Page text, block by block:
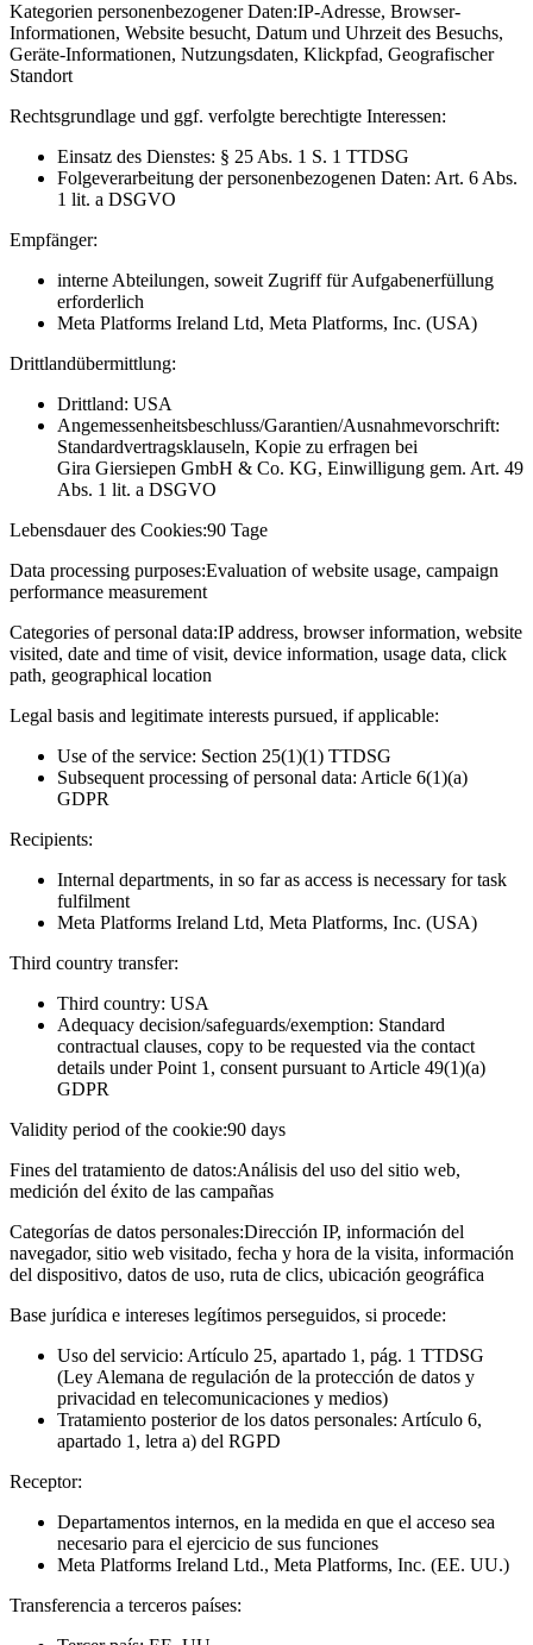
Kategorien personenbezogener Daten:IP-Adresse, Browser-
Informationen, Website besucht, Datum und Uhrzeit des Besuchs,
Geräte-Informationen, Nutzungsdaten, Klickpfad, Geografischer
Standort
Rechtsgrundlage und ggf. verfolgte berechtigte Interessen:
Einsatz des Dienstes: § 25 Abs. 1 S. 1 TTDSG
Folgeverarbeitung der personenbezogenen Daten: Art. 6 Abs.
1 lit. a DSGVO
Empfänger:
interne Abteilungen, soweit Zugriff für Aufgabenerfüllung
erforderlich
Meta Platforms Ireland Ltd, Meta Platforms, Inc. (USA)
Drittlandübermittlung:
Drittland: USA
Angemessenheitsbeschluss/Garantien/Ausnahmevorschrift:
Standardvertragsklauseln, Kopie zu erfragen bei
Gira Giersiepen GmbH & Co. KG, Einwilligung gem. Art. 49
Abs. 1 lit. a DSGVO
Lebensdauer des Cookies:90 Tage
Data processing purposes:Evaluation of website usage, campaign
performance measurement
Categories of personal data:IP address, browser information, website
visited, date and time of visit, device information, usage data, click
path, geographical location
Legal basis and legitimate interests pursued, if applicable:
Use of the service: Section 25(1)(1) TTDSG
Subsequent processing of personal data: Article 6(1)(a)
GDPR
Recipients:
Internal departments, in so far as access is necessary for task
fulfilment
Meta Platforms Ireland Ltd, Meta Platforms, Inc. (USA)
Third country transfer:
Third country: USA
Adequacy decision/safeguards/exemption: Standard
contractual clauses, copy to be requested via the contact
details under Point 1, consent pursuant to Article 49(1)(a)
GDPR
Validity period of the cookie:90 days
Fines del tratamiento de datos:Análisis del uso del sitio web,
medición del éxito de las campañas
Categorías de datos personales:Dirección IP, información del
navegador, sitio web visitado, fecha y hora de la visita, información
del dispositivo, datos de uso, ruta de clics, ubicación geográfica
Base jurídica e intereses legítimos perseguidos, si procede:
Uso del servicio: Artículo 25, apartado 1, pág. 1 TTDSG
(Ley Alemana de regulación de la protección de datos y
privacidad en telecomunicaciones y medios)
Tratamiento posterior de los datos personales: Artículo 6,
apartado 1, letra a) del RGPD
Receptor:
Departamentos internos, en la medida en que el acceso sea
necesario para el ejercicio de sus funciones
Meta Platforms Ireland Ltd., Meta Platforms, Inc. (EE. UU.)
Transferencia a terceros países: